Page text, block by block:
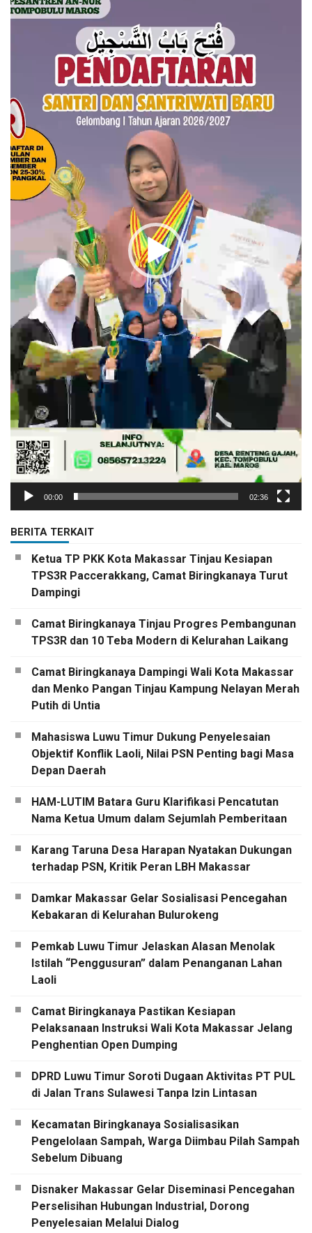
Video
00:00 02:36
BERITA TERKAIT
Ketua TP PKK Kota Makassar Tinjau Kesiapan
TPS3R Paccerakkang, Camat Biringkanaya Turut
Dampingi
Camat Biringkanaya Tinjau Progres Pembangunan
TPS3R dan 10 Teba Modern di Kelurahan Laikang
Camat Biringkanaya Dampingi Wali Kota Makassar
dan Menko Pangan Tinjau Kampung Nelayan Merah
Putih di Untia
Mahasiswa Luwu Timur Dukung Penyelesaian
Objektif Konflik Laoli, Nilai PSN Penting bagi Masa
Depan Daerah
HAM-LUTIM Batara Guru Klarifikasi Pencatutan
Nama Ketua Umum dalam Sejumlah Pemberitaan
Karang Taruna Desa Harapan Nyatakan Dukungan
terhadap PSN, Kritik Peran LBH Makassar
Damkar Makassar Gelar Sosialisasi Pencegahan
Kebakaran di Kelurahan Bulurokeng
Pemkab Luwu Timur Jelaskan Alasan Menolak
Istilah “Penggusuran” dalam Penanganan Lahan
Laoli
Camat Biringkanaya Pastikan Kesiapan
Pelaksanaan Instruksi Wali Kota Makassar Jelang
Penghentian Open Dumping
DPRD Luwu Timur Soroti Dugaan Aktivitas PT PUL
di Jalan Trans Sulawesi Tanpa Izin Lintasan
Kecamatan Biringkanaya Sosialisasikan
Pengelolaan Sampah, Warga Diimbau Pilah Sampah
Sebelum Dibuang
Disnaker Makassar Gelar Diseminasi Pencegahan
Perselisihan Hubungan Industrial, Dorong
Penyelesaian Melalui Dialog